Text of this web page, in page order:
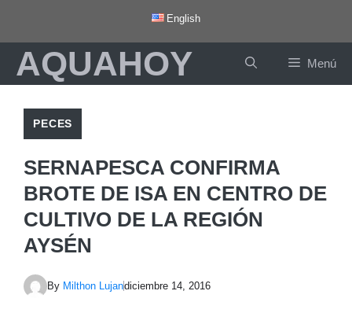
contenido
English
AQUAHOY Menú
PECES
SERNAPESCA CONFIRMA
BROTE DE ISA EN CENTRO DE
CULTIVO DE LA REGIÓN
AYSÉN
By Milthon Lujandiciembre 14, 2016